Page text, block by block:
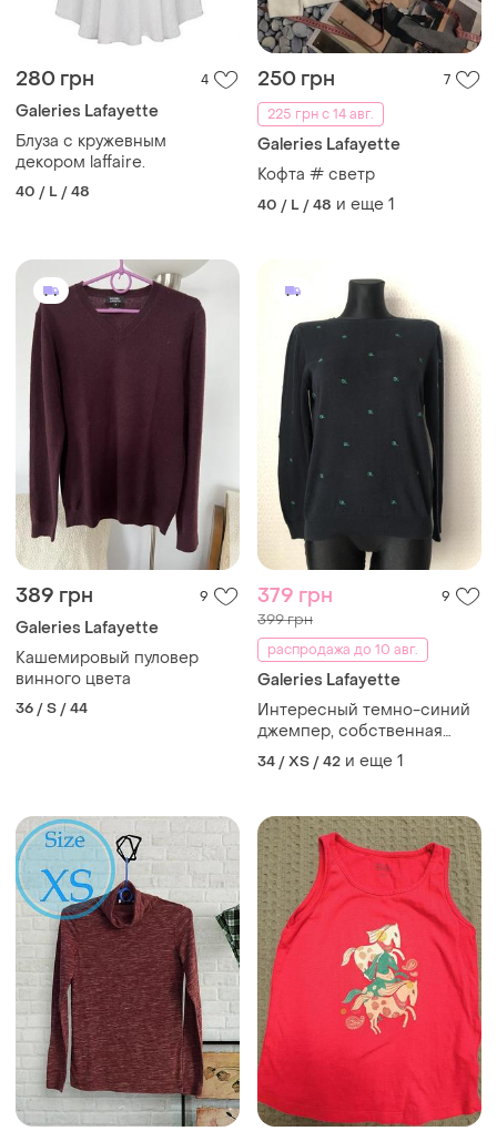
280 грн 4
Galeries Lafayette
Блуза с кружевным
декором laffaire.
40 / L / 48
250 грн
7
225 грн с 14 авг.
Galeries Lafayette
Кофта # светр
40 / L / 48 и еще 1
389 грн 9
Galeries Lafayette
Кашемировый пуловер
винного цвета
36 / S / 44
379 грн 9
399 грн
распродажа до 10 авг.
Galeries Lafayette
Интересный темно-синий
джемпер, собственная
линейка galeries lafayette,
размер xs-s
34 / XS / 42 и еще 1